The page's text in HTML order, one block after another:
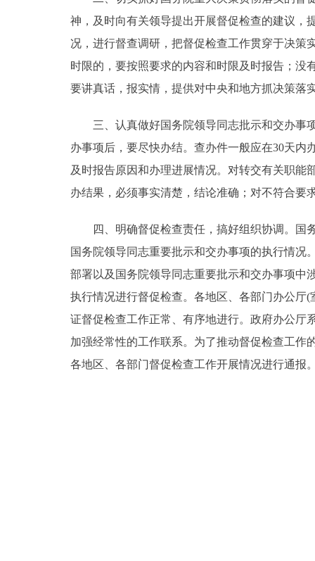
ESPAÑOL
ITALIANO
神，及时向有关领导提出开展督促检查的建议，
况，进行督查调研，把督促检查工作贯穿于决策
时限的，要按照要求的内容和时限及时报告；没
要讲真话，报实情，提供对中央和地方抓决策落
三、认真做好国务院领导同志批示和交办事项
办事项后，要尽快办结。查办件一般应在30天
及时报告原因和办理进展情况。对转交有关职
办结果，必须事实清楚，结论准确；对不符合要
四、明确督促检查责任，搞好组织协调。国务
国务院领导同志重要批示和交办事项的执行情
部署以及国务院领导同志重要批示和交办事项中
执行情况进行督促检查。各地区、各部门办公厅
证督促检查工作正常、有序地进行。政府办公厅
加强经常性的工作联系。为了推动督促检查工作
各地区、各部门督促检查工作开展情况进行通报